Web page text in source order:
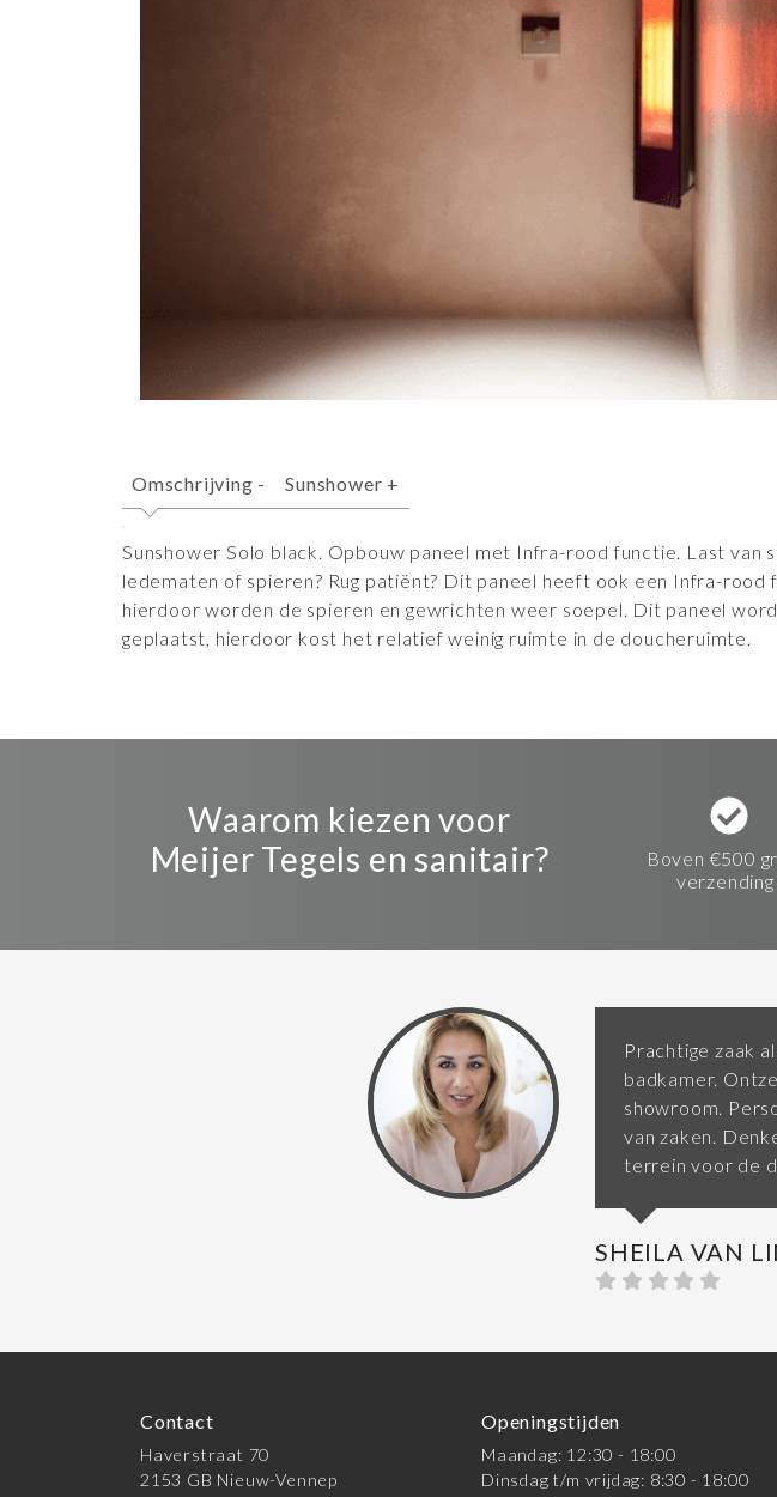
Omschrijving - Sunshower +
Sunshower Solo black. Opbouw paneel met Infra-rood functie. Last van
ledematen of spieren? Rug patiënt? Dit paneel heeft ook een Infra-rood
hierdoor worden de spieren en gewrichten weer soepel. Dit paneel
geplaatst, hierdoor kost het relatief weinig ruimte in de doucheruimte.
Waarom kiezen voor
Meijer Tegels en sanitair?
Boven €500
verzending!
Prachtige zaak
badkamer.
showroom.
van zaken.
terrein voor de
SHEILA VAN
Contact
Haverstraat 70
2153 GB Nieuw-Vennep
Openingstijden
Maandag: 12:30 - 18:00
Dinsdag t/m vrijdag: 8:30 - 18:00